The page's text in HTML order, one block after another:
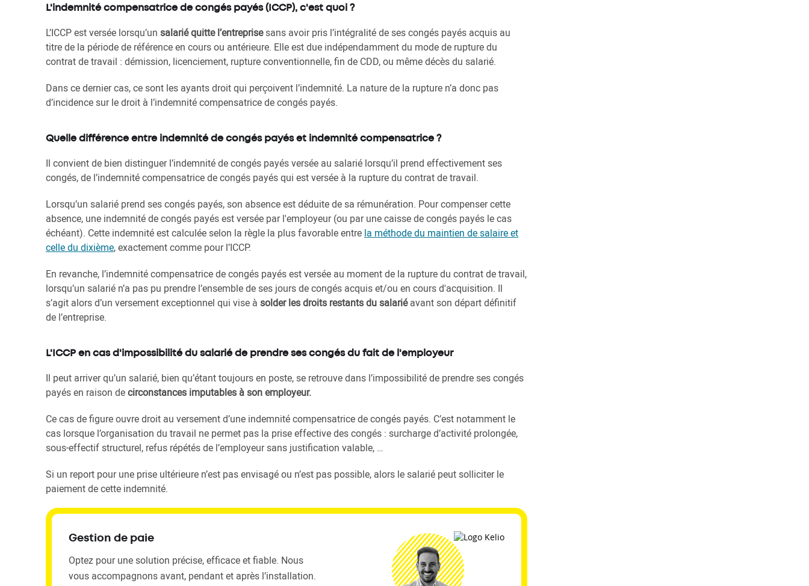
L'indemnité compensatrice de congés payés (ICCP), c'est quoi ?
L’ICCP est versée lorsqu’un salarié quitte l’entreprisesans avoir pris l’intégralité de ses congés payés acquis au
titre de la période de référence en cours ou antérieure. Elle est due indépendamment du mode de rupture du
contrat de travail : démission, licenciement, rupture conventionnelle, fin de CDD, ou même décès du salarié.
Dans ce dernier cas, ce sont les ayants droit qui perçoivent l’indemnité. La nature de la rupture n’a donc pas
d’incidence sur le droit à l’indemnité compensatrice de congés payés.
Quelle différence entre indemnité de congés payés et indemnité compensatrice ?
Il convient de bien distinguer l’indemnité de congés payés versée au salarié lorsqu’il prend effectivement ses
congés, de l’indemnité compensatrice de congés payés qui est versée à la rupture du contrat de travail.
Lorsqu’un salarié prend ses congés payés, son absence est déduite de sa rémunération. Pour compenser cette
absence, une indemnité de congés payés est versée par l'employeur (ou par une caisse de congés payés le cas
échéant). Cette indemnité est calculée selon la règle la plus favorable entre la méthode du maintien de salaire et
celle du dixième, exactement comme pour l’ICCP.
En revanche, l’indemnité compensatrice de congés payés est versée au moment de la rupture du contrat de travail,
lorsqu’un salarié n’a pas pu prendre l’ensemble de ses jours de congés acquis et/ou en cours d'acquisition. Il
s’agit alors d’un versement exceptionnel qui vise à solder les droits restants du salariéavant son départ définitif
de l’entreprise.
L'ICCP en cas d'impossibilité du salarié de prendre ses congés du fait de l'employeur
Il peut arriver qu’un salarié, bien qu’étant toujours en poste, se retrouve dans l’impossibilité de prendre ses congés
payés en raison decirconstances imputables à son employeur.
Ce cas de figure ouvre droit au versement d’une indemnité compensatrice de congés payés. C’est notamment le
cas lorsque l’organisation du travail ne permet pas la prise effective des congés : surcharge d’activité prolongée,
sous-effectif structurel, refus répétés de l’employeur sans justification valable, …
Si un report pour une prise ultérieure n’est pas envisagé ou n’est pas possible, alors le salarié peut solliciter le
paiement de cette indemnité.
Gestion de paie
Optez pour une solution précise, efficace et fiable. Nous
vous accompagnons avant, pendant et après l’installation.